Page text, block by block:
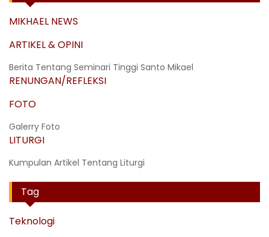
MIKHAEL NEWS
ARTIKEL & OPINI
Berita Tentang Seminari Tinggi Santo Mikael
RENUNGAN/REFLEKSI
FOTO
Galerry Foto
LITURGI
Kumpulan Artikel Tentang Liturgi
Tag
Teknologi